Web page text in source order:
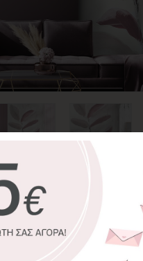
της φωτογραφίας